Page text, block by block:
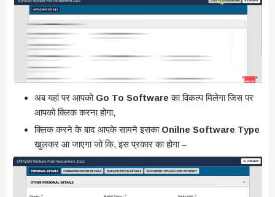
अब यहां पर आपको Go To Software का विकल्प मिलेगा जिस पर
आपको क्लिक करना होगा,
क्लिक करने के बाद आपके सामने इसका Onilne Software Type
खुलकर आ जाएगा जो कि, इस प्रकार का होगा –